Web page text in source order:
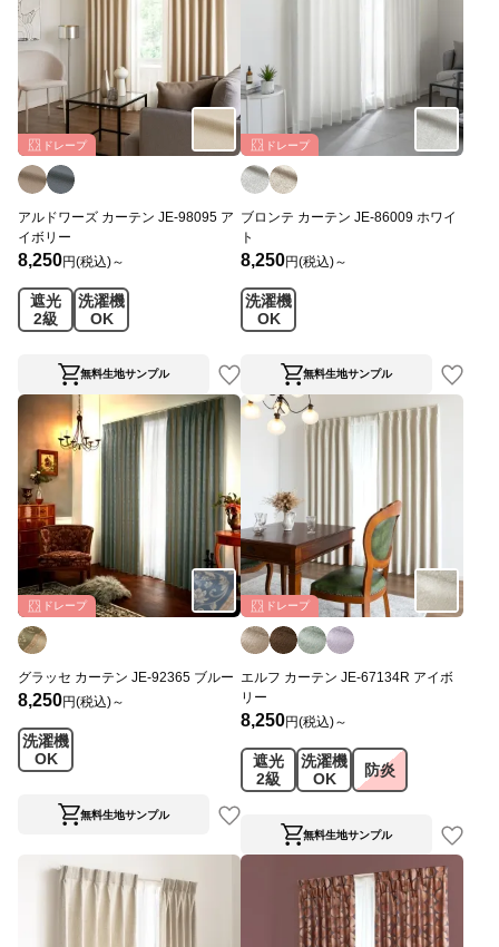
ドレープ
アルドワーズ カーテン JE-98095 ア
イボリー
8,250円(税込)～
遮光
2級
洗濯機
OK
無料生地サンプル
ドレープ
ブロンテ カーテン JE-86009 ホワイ
ト
8,250円(税込)～
洗濯機
OK
無料生地サンプル
ドレープ
グラッセ カーテン JE-92365 ブルー
8,250円(税込)～
洗濯機
OK
無料生地サンプル
ドレープ
エルフ カーテン JE-67134R アイボ
リー
8,250円(税込)～
遮光
2級
洗濯機
OK
防炎
無料生地サンプル